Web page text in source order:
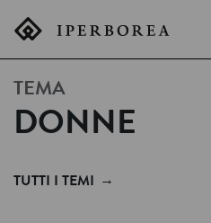
TEMA
DONNE
TUTTI I TEMI →